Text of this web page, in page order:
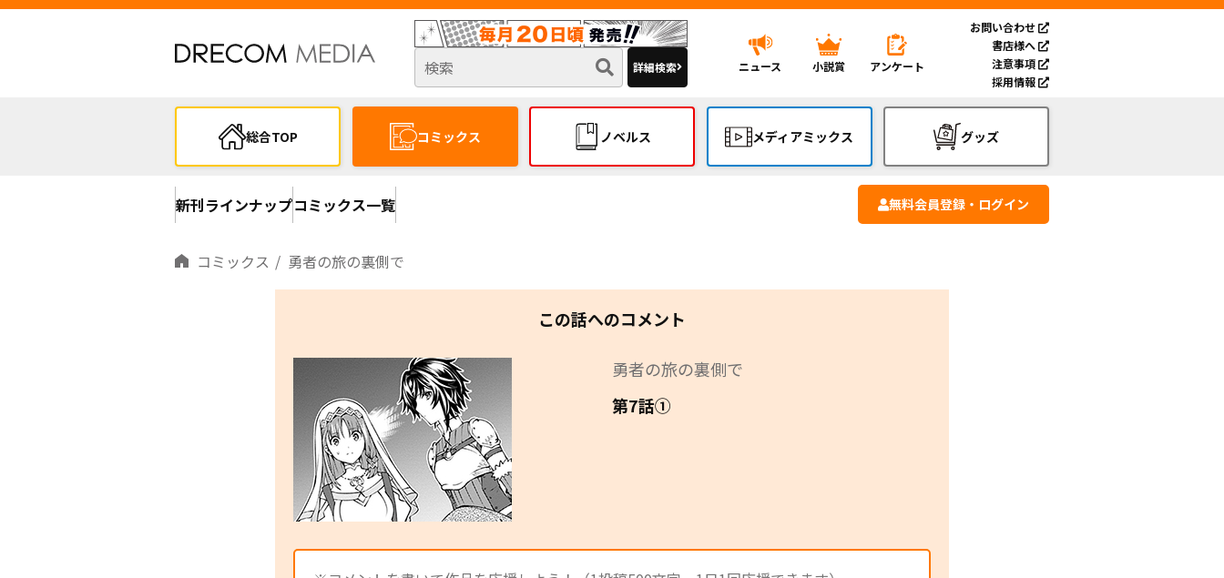
詳細検索 ニュース 小説賞 アンケート
お問い合わせ
書店様へ
注意事項
採用情報
総合TOP コミックス ノベルス メディアミックス グッズ
新刊ラインナップコミックス一覧 無料会員登録・ログイン
コミックス 勇者の旅の裏側で
この話へのコメント
勇者の旅の裏側で
第7話①